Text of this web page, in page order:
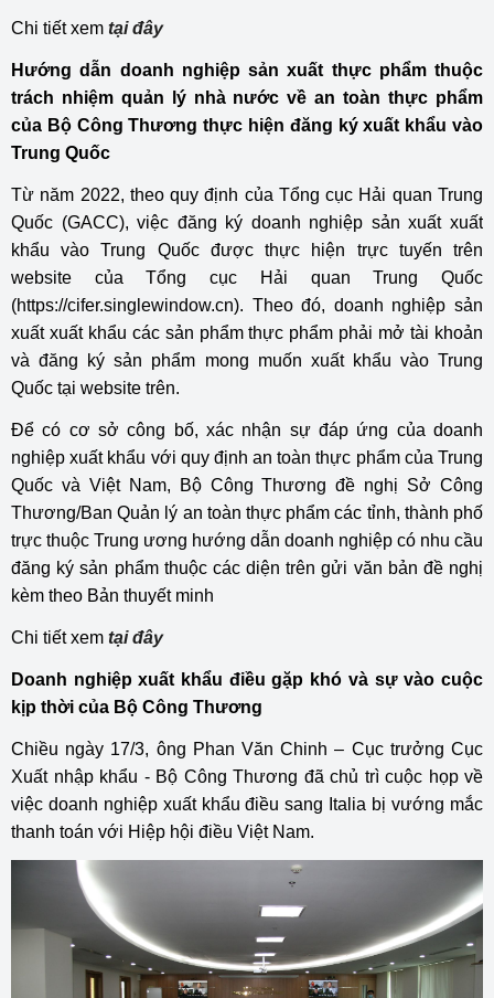
Chi tiết xem tại đây
Hướng dẫn doanh nghiệp sản xuất thực phẩm thuộc
trách nhiệm quản lý nhà nước về an toàn thực phẩm
của Bộ Công Thương thực hiện đăng ký xuất khẩu vào
Trung Quốc
Từ năm 2022, theo quy định của Tổng cục Hải quan Trung
Quốc (GACC), việc đăng ký doanh nghiệp sản xuất xuất
khẩu vào Trung Quốc được thực hiện trực tuyến trên
website của Tổng cục Hải quan Trung Quốc
(https://cifer.singlewindow.cn). Theo đó, doanh nghiệp sản
xuất xuất khẩu các sản phẩm thực phẩm phải mở tài khoản
và đăng ký sản phẩm mong muốn xuất khẩu vào Trung
Quốc tại website trên.
Để có cơ sở công bố, xác nhận sự đáp ứng của doanh
nghiệp xuất khẩu với quy định an toàn thực phẩm của Trung
Quốc và Việt Nam, Bộ Công Thương đề nghị Sở Công
Thương/Ban Quản lý an toàn thực phẩm các tỉnh, thành phố
trực thuộc Trung ương hướng dẫn doanh nghiệp có nhu cầu
đăng ký sản phẩm thuộc các diện trên gửi văn bản đề nghị
kèm theo Bản thuyết minh
Chi tiết xem tại đây
Doanh nghiệp xuất khẩu điều gặp khó và sự vào cuộc
kịp thời của Bộ Công Thương
Chiều ngày 17/3, ông Phan Văn Chinh – Cục trưởng Cục
Xuất nhập khẩu - Bộ Công Thương đã chủ trì cuộc họp về
việc doanh nghiệp xuất khẩu điều sang Italia bị vướng mắc
thanh toán với Hiệp hội điều Việt Nam.